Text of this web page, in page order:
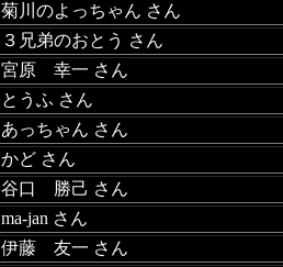
菊川のよっちゃん さん
３兄弟のおとう さん
宮原 幸一 さん
とうふ さん
あっちゃん さん
かど さん
谷口 勝己 さん
ma-jan さん
伊藤 友一 さん